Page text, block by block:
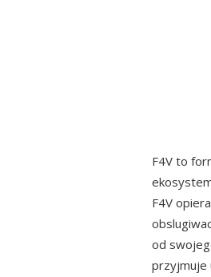
F4V to
F4V
od
przyjmuje